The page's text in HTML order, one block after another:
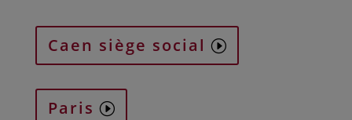
Caen siège social
Paris